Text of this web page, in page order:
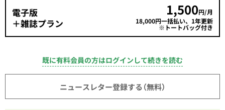
電子版
＋雑誌プラン
1,500円/月
18,000円一括払い、1年更新
※トートバッグ付き
既に有料会員の方はログインして続きを読む
ニュースレター登録する（無料）